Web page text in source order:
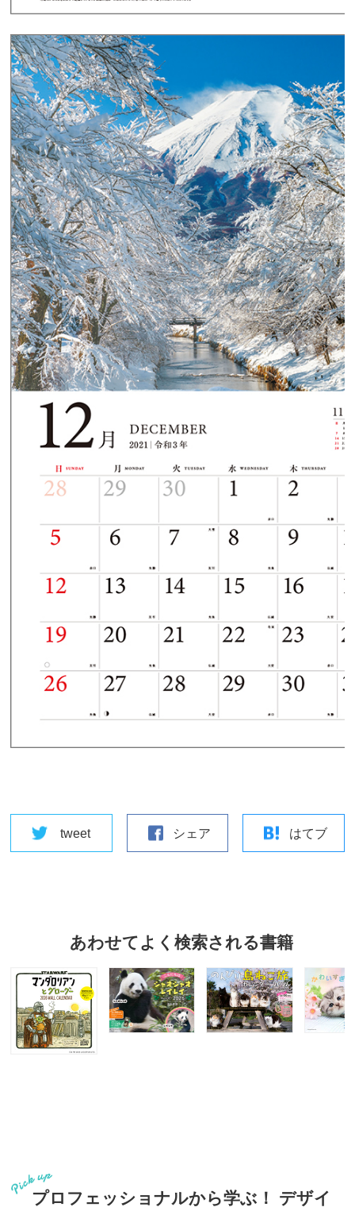
tweet シェア はてブ
あわせてよく検索される書籍
プロフェッショナルから学ぶ！ デザイ